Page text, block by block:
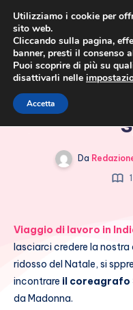
La nuova
Da
Viaggio di lavoro in
lasciarci credere la nostra
ridosso del Natale, si
incontrare il coreagrafo
da Madonna.
Utilizziamo i cookie per
sito web.
Cliccando sulla pagina,
banner, presti il consenso
Puoi scoprire di più su
disattivarli nelle
Accetta